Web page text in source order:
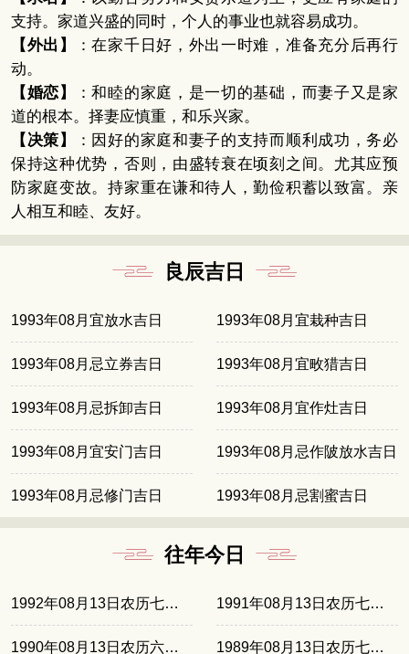
支持。家道兴盛的同时，个人的事业也就容易成功。
【外出】
：在家千日好，外出一时难，准备充分后再行
动。
【婚恋】
：和睦的家庭，是一切的基础，而妻子又是家
道的根本。择妻应慎重，和乐兴家。
【决策】
：因好的家庭和妻子的支持而顺利成功，务必
保持这种优势，否则，由盛转衰在顷刻之间。尤其应预
防家庭变故。持家重在谦和待人，勤俭积蓄以致富。亲
人相互和睦、友好。
良辰吉日
1993年08月宜放水吉日 1993年08月宜栽种吉日
1993年08月忌立券吉日 1993年08月宜畋猎吉日
1993年08月忌拆卸吉日 1993年08月宜作灶吉日
1993年08月宜安门吉日 1993年08月忌作陂放水吉日
1993年08月忌修门吉日 1993年08月忌割蜜吉日
往年今日
1992年08月13日农历七月十五 1991年08月13日农历七月初四
1990年08月13日农历六月廿三 1989年08月13日农历七月十二